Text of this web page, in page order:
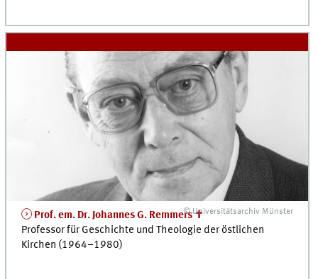
© Universitätsarchiv Münster
Prof. em. Dr. Johannes G. Remmers ✝
Professor für Geschichte und Theologie der östlichen
Kirchen (1964–1980)